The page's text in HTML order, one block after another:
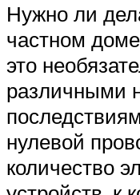
Нужно ли
частном
это
различными
нулевой
количество